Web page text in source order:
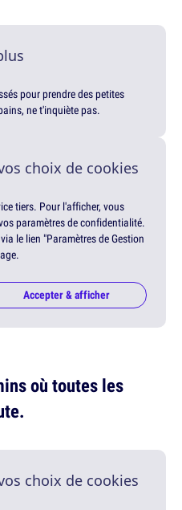
pour prendre des petites
ne t'inquiète pas.
choix de cookies
tiers. Pour l'afficher, vous
paramètres de confidentialité.
le lien "Paramètres de Gestion
Accepter & afficher
où toutes les
choix de cookies